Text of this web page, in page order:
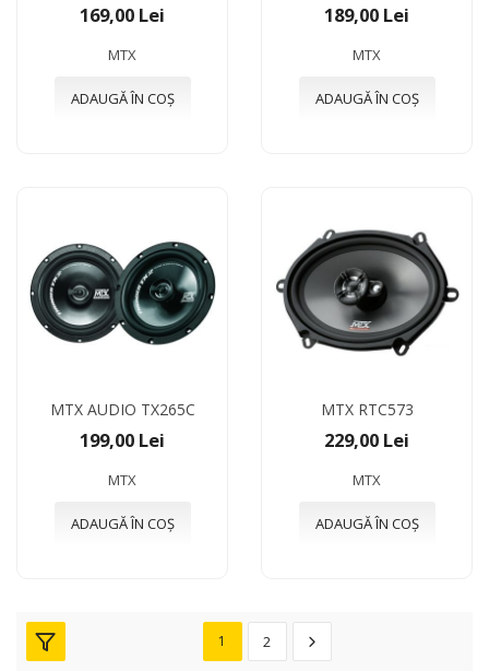
169,00 Lei
MTX
ADAUGĂ ÎN COȘ
189,00 Lei
MTX
ADAUGĂ ÎN COȘ
MTX AUDIO TX265C
199,00 Lei
MTX
ADAUGĂ ÎN COȘ
MTX RTC573
229,00 Lei
MTX
ADAUGĂ ÎN COȘ
1 2